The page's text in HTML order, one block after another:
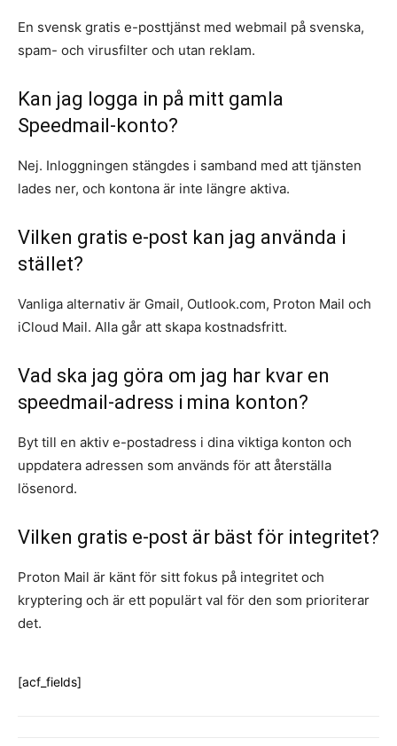
En svensk gratis e-posttjänst med webmail på svenska,
spam- och virusfilter och utan reklam.
Kan jag logga in på mitt gamla
Speedmail-konto?
Nej. Inloggningen stängdes i samband med att tjänsten
lades ner, och kontona är inte längre aktiva.
Vilken gratis e-post kan jag använda i
stället?
Vanliga alternativ är Gmail, Outlook.com, Proton Mail och
iCloud Mail. Alla går att skapa kostnadsfritt.
Vad ska jag göra om jag har kvar en
speedmail-adress i mina konton?
Byt till en aktiv e-postadress i dina viktiga konton och
uppdatera adressen som används för att återställa
lösenord.
Vilken gratis e-post är bäst för integritet?
Proton Mail är känt för sitt fokus på integritet och
kryptering och är ett populärt val för den som prioriterar
det.
[acf_fields]